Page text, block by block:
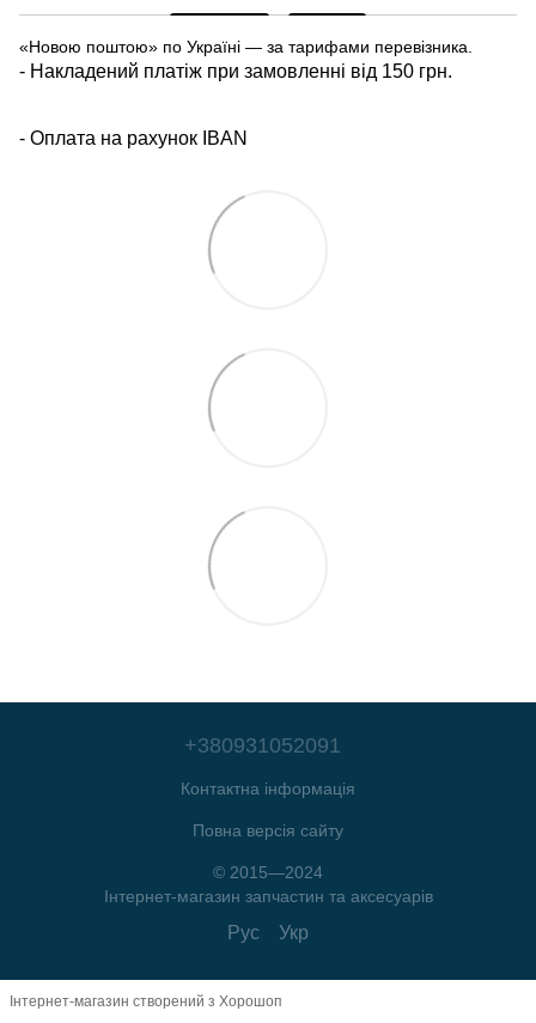
«Новою поштою» по Україні — за тарифами перевізника.
- Накладений платіж при замовленні від 150 грн.
- Оплата на рахунок IBAN
+380931052091
Контактна інформація
Повна версія сайту
© 2015—2024
Інтернет-магазин запчастин та аксесуарів
Рус Укр
Інтернет-магазин створений з Хорошоп